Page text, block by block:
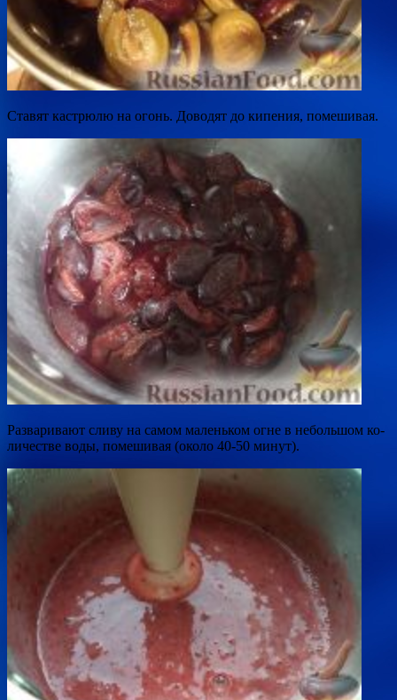
Ставят кастрюлю на огонь. Доводят до кипения, помешивая.
Разваривают сливу на самом маленьком огне в небольшом ко­
личестве воды, помешивая (около 40-50 минут).